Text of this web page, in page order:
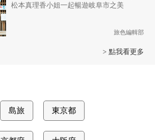
松本真理香小姐一起暢遊岐阜市之美
旅色編輯部
> 點我看更多
島旅 東京都